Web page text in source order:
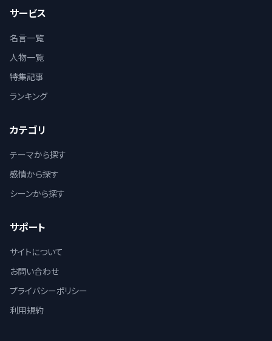
サービス
名言一覧
人物一覧
特集記事
ランキング
カテゴリ
テーマから探す
感情から探す
シーンから探す
サポート
サイトについて
お問い合わせ
プライバシーポリシー
利用規約